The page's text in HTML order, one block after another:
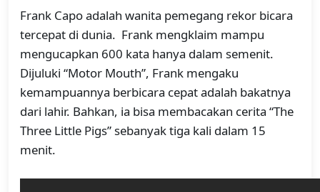
Frank Capo adalah wanita pemegang rekor bicara
tercepat di dunia. Frank mengklaim mampu
mengucapkan 600 kata hanya dalam semenit.
Dijuluki “Motor Mouth”, Frank mengaku
kemampuannya berbicara cepat adalah bakatnya
dari lahir. Bahkan, ia bisa membacakan cerita “The
Three Little Pigs” sebanyak tiga kali dalam 15
menit.